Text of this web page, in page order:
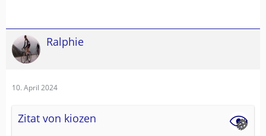
Ralphie
10. April 2024
Zitat von kiozen